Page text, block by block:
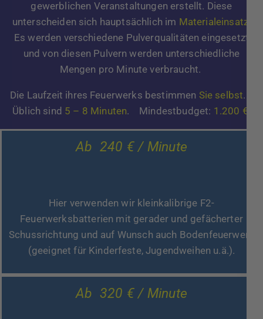
gewerblichen Veranstaltungen erstellt. Diese
unterscheiden sich hauptsächlich im Materialeinsatz
Es werden verschiedene Pulverqualitäten eingesetzt
und von diesen Pulvern werden unterschiedliche
Mengen pro Minute verbraucht.
Die Laufzeit ihres Feuerwerks bestimmen Sie selbst.
Üblich sind 5 – 8 Minuten. Mindestbudget: 1.200 €
Ab 240 € / Minute
Hier verwenden wir kleinkalibrige F2-
Feuerwerksbatterien mit gerader und gefächerter
Schussrichtung und auf Wunsch auch Bodenfeuerwerk
(geeignet für Kinderfeste, Jugendweihen u.ä.).
Ab 320 € / Minute